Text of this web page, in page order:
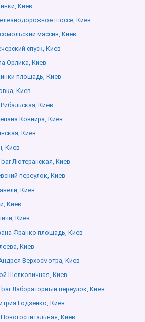
Киев
шоссе, Киев
массив, Киев
спуск, Киев
Орлика, Киев
площадь, Киев
Киев
Киев
Ковнира, Киев
Киев
Киев
Лютеранская, Киев
переулок, Киев
Киев
Киев
Киев
Франко площадь, Киев
Киев
Верхосмотра, Киев
Шелковичная, Киев
Лабораторный переулок, Киев
Годзенко, Киев
Киев